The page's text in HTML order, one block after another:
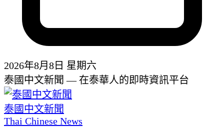
2026年8月8日 星期六
泰國中文新聞 — 在泰華人的即時資訊平台
泰國中文新聞
Thai Chinese News